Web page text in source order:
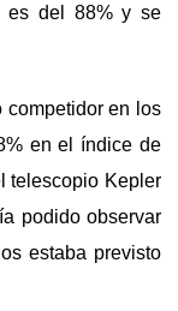
es del 88% y se
competidor en los
en el índice de
telescopio Kepler
podido observar
estaba previsto